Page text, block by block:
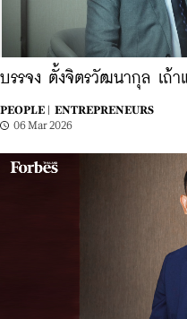
บรรจง ตั้งจิตรวัฒนากุล เถ้า
PEOPLE |
ENTREPRENEURS
06 Mar 2026